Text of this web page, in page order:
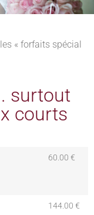
« forfaits spécial
surtout
courts
60.00 €
144.00 €